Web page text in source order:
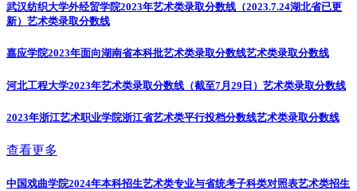
武汉纺织大学外经贸学院2023年艺术类录取分数线（2023.7.24湖北省已更
新） 艺术类录取分数线
嘉应学院2023年面向湖南省本科批艺术类录取分数线艺术类录取分数线
河北工程大学2023年艺术类录取分数线（截至7月29日） 艺术类录取分数线
2023年浙江艺术职业学院浙江省艺术类平行投档分数线艺术类录取分数线
查看更多
中国戏曲学院2024年本科招生艺术类专业与省统考子科类对照表艺术类招生